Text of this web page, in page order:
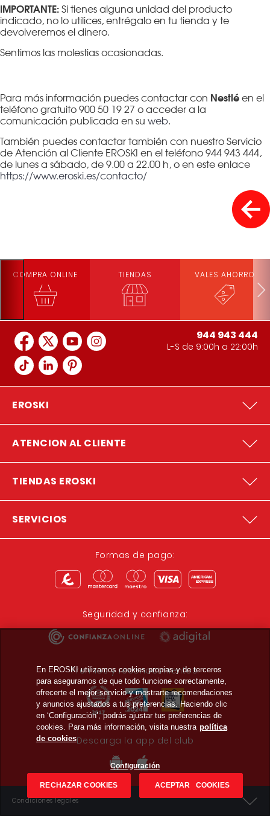
IMPORTANTE:Si tienes alguna unidad del producto
indicado, no lo utilices, entrégalo en tu tienda y te
devolveremos el dinero.
Sentimos las molestias ocasionadas.
Para más información puedes contactar con Nestléen el
teléfono gratuito 900 50 19 27 o acceder a la
comunicación publicada en su web.
También puedes contactar también con nuestro Servicio
de Atención al Cliente EROSKI en el teléfono 944 943 444,
de lunes a sábado, de 9.00 a 22.00 h, o en este enlace
https://www.eroski.es/contacto/
COMPRA ONLINE TIENDAS VALES AHORRO
944 943 444
L-S de 9:00h a 22:00h
EROSKI
ATENCION AL CLIENTE
TIENDAS EROSKI
SERVICIOS
Formas de pago:
Seguridad y confianza:
Premios y reconocimientos:
Descarga la app del club
Condiciones legales
En EROSKI utilizamos cookies propias y de terceros
para asegurarnos de que todo funcione correctamente,
ofrecerte el mejor servicio y mostrarte recomendaciones
y anuncios ajustados a tus preferencias. Haciendo clic
en ‘Configuración’, podrás ajustar tus preferencias de
cookies. Para más información, visita nuestra política
de cookies
Configuración
RECHAZAR COOKIES ACEPTAR COOKIES